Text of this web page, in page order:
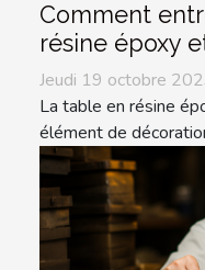
Comment
résine époxy
Jeudi 19 octobre
La table en résine
élément de